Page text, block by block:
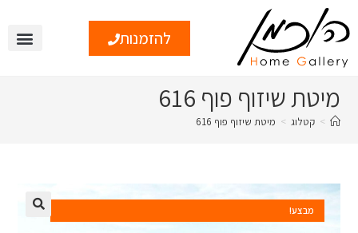
להזמנות
מיטת שיזוף פוף 616
> קטלוג > מיטת שיזוף פוף 616
מבצע!